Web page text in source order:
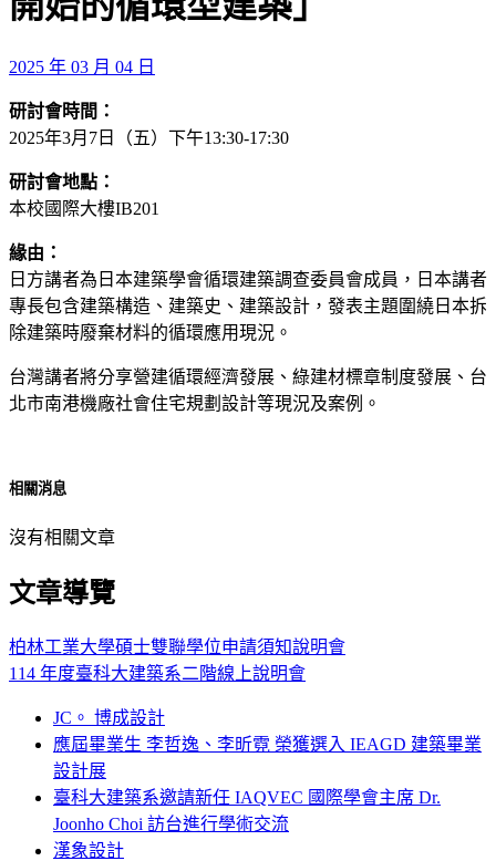
2025 年 03 月 04 日
研討會時間：
2025年3月7日（五）下午13:30-17:30
研討會地點：
本校國際大樓IB201
緣由：
日方講者為日本建築學會循環建築調查委員會成員，日本講者
專長包含建築構造、建築史、建築設計，發表主題圍繞日本拆
除建築時廢棄材料的循環應用現況。
台灣講者將分享營建循環經濟發展、綠建材標章制度發展、台
北市南港機廠社會住宅規劃設計等現況及案例。
相關消息
沒有相關文章
文章導覽
柏林工業大學碩士雙聯學位申請須知說明會
114 年度臺科大建築系二階線上說明會
JC。 博成設計
應屆畢業生 李哲逸、李昕霓 榮獲選入 IEAGD 建築畢業
設計展
臺科大建築系邀請新任 IAQVEC 國際學會主席 Dr.
Joonho Choi 訪台進行學術交流
漢象設計